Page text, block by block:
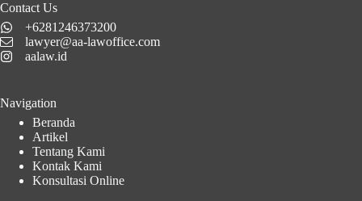
Contact Us
+6281246373200
lawyer@aa-lawoffice.com
aalaw.id
Navigation
Beranda
Artikel
Tentang Kami
Kontak Kami
Konsultasi Online